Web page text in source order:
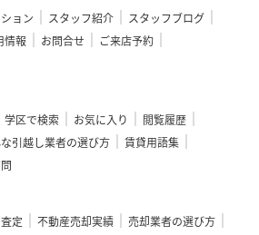
ョン スタッフ紹介
スタッフブログ
情報 お問合せ
ご来店予約
学区で検索 お気に入り
閲覧履歴
引越し業者の選び方
賃貸用語集
定 不動産売却実績 売却業者の選び方